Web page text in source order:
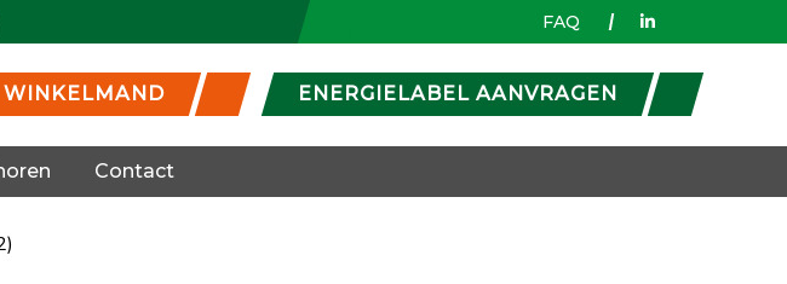
FAQ
WINKELMAND ENERGIELABEL AANVRAGEN
Contact